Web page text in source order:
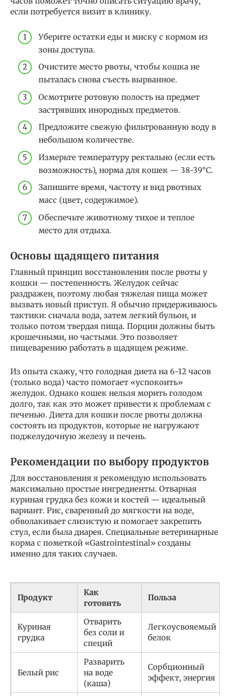
если потребуется визит в клинику.
Уберите остатки еды и миску с кормом из
зоны доступа.
Очистите место рвоты, чтобы кошка не
пыталась снова съесть вырванное.
Осмотрите ротовую полость на предмет
застрявших инородных предметов.
Предложите свежую фильтрованную воду в
небольшом количестве.
Измерьте температуру ректально (если есть
возможность), норма для кошек — 38-39°C.
Запишите время, частоту и вид рвотных
масс (цвет, содержимое).
Обеспечьте животному тихое и теплое
место для отдыха.
Основы щадящего питания
Главный принцип восстановления после рвоты у
кошки — постепенность. Желудок сейчас
раздражен, поэтому любая тяжелая пища может
вызвать новый приступ. Я обычно придерживаюсь
тактики: сначала вода, затем легкий бульон, и
только потом твердая пища. Порции должны быть
крошечными, но частыми. Это позволяет
пищеварению работать в щадящем режиме.
Из опыта скажу, что голодная диета на 6-12 часов
(только вода) часто помогает «успокоить»
желудок. Однако кошек нельзя морить голодом
долго, так как это может привести к проблемам с
печенью. Диета для кошки после рвоты должна
состоять из продуктов, которые не нагружают
поджелудочную железу и печень.
Рекомендации по выбору продуктов
Для восстановления я рекомендую использовать
максимально простые ингредиенты. Отварная
куриная грудка без кожи и костей — идеальный
вариант. Рис, сваренный до мягкости на воде,
обволакивает слизистую и помогает закрепить
стул, если была диарея. Специальные ветеринарные
корма с пометкой «Gastrointestinal» созданы
именно для таких случаев.
Продукт
Как
готовить
Польза
Куриная
грудка
Отварить
без соли и
специй
Легкоусвояемый
белок
Белый рис
Разварить
на воде
(каша)
Сорбционный
эффект, энергия